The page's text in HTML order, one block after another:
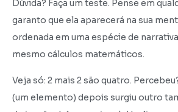
Dúvida? Faça um teste. Pense em
garanto que ela aparecerá na sua
ordenada em uma espécie de
mesmo cálculos matemáticos.
Veja só: 2 mais 2 são quatro.
(um elemento) depois surgiu outro